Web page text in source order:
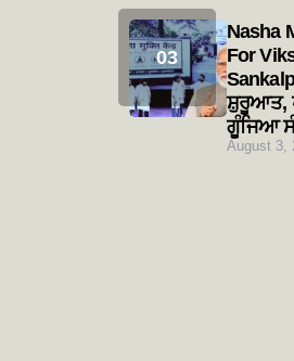
Nasha
For
ਸ਼ੁਰੂਆਤ,
ਗੂੰਜਿਆ
August 3,